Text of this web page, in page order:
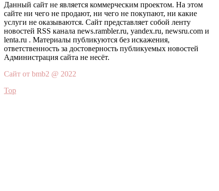
Данный сайт не является коммерческим проектом. На этом
сайте ни чего не продают, ни чего не покупают, ни какие
услуги не оказываются. Сайт представляет собой ленту
новостей RSS канала news.rambler.ru, yandex.ru, newsru.com и
lenta.ru . Материалы публикуются без искажения,
ответственность за достоверность публикуемых новостей
Администрация сайта не несёт.
Сайт от bmb2 @ 2022
Top